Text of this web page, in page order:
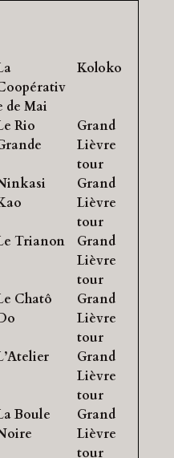
de Mai
Koloko
Rio
Grand
Lièvre
tour
Grand
Lièvre
tour
Trianon
Grand
Lièvre
tour
Chatô
Grand
Lièvre
tour
Grand
Lièvre
tour
Boule
Grand
Lièvre
tour